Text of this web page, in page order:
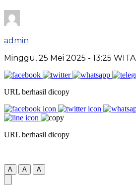
admin
Minggu, 25 Mei 2025 - 13:25 WITA
URL berhasil dicopy
URL berhasil dicopy
A A A